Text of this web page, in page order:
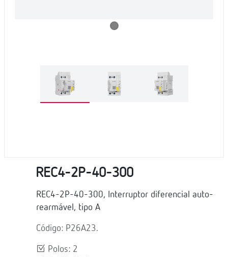
REC4-2P-40-300
REC4-2P-40-300, Interruptor diferencial auto-
rearmável, tipo A
Código: P26A23.
Polos: 2